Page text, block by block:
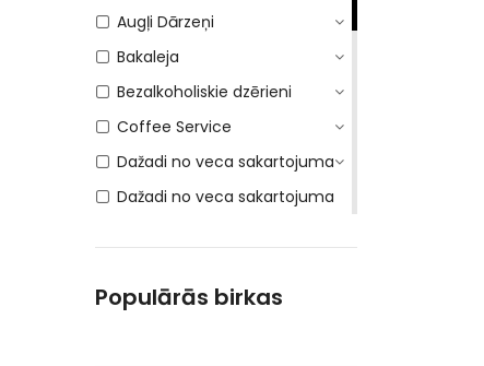
Augļi Dārzeņi
Bakaleja
Bezalkoholiskie dzērieni
Coffee Service
Dažadi no veca sakartojuma
Dažadi no veca sakartojuma
E-Cigaretes
Populārās birkas